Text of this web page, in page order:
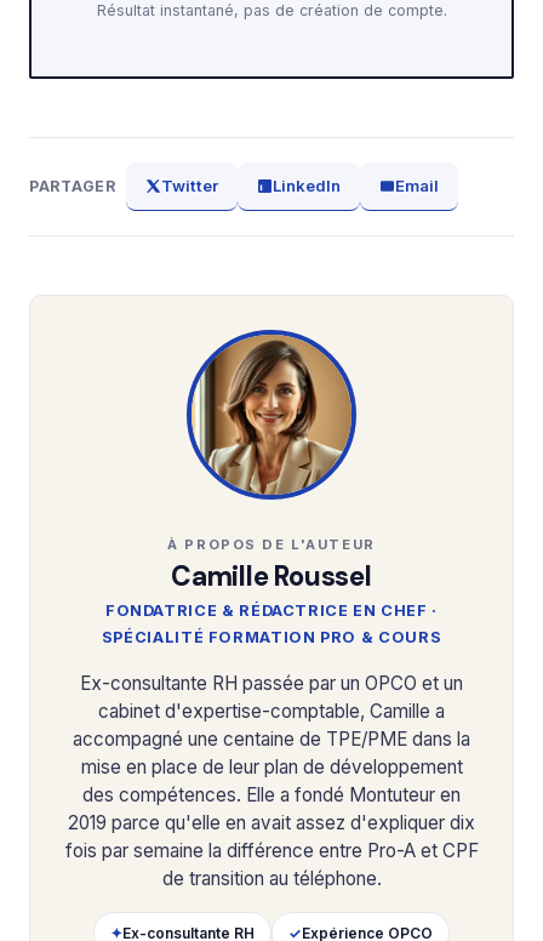
Résultat instantané, pas de création de compte.
PARTAGER Twitter LinkedIn Email
À PROPOS DE L'AUTEUR
Camille Roussel
FONDATRICE & RÉDACTRICE EN CHEF ·
SPÉCIALITÉ FORMATION PRO & COURS
Ex-consultante RH passée par un OPCO et un
cabinet d'expertise-comptable, Camille a
accompagné une centaine de TPE/PME dans la
mise en place de leur plan de développement
des compétences. Elle a fondé Montuteur en
2019 parce qu'elle en avait assez d'expliquer dix
fois par semaine la différence entre Pro-A et CPF
de transition au téléphone.
✦Ex-consultante RH ✓Expérience OPCO